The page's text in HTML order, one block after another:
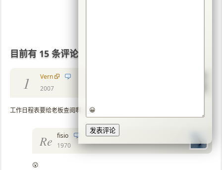
😀
目前有 15 条评论
1
Vern
2007
工作日程表要给老板查阅啊….那老板太矜持了吧…
Re fisio
1970
😮